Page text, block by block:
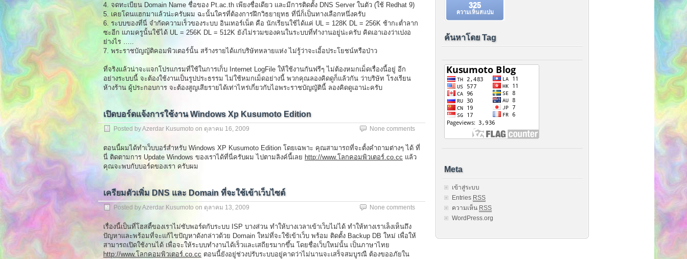
4. จดทะเบียน Domain Name ชื่อของ Pt.ac.th เพียงชื่อเดียว และมีการติดตั้ง DNS Server ในตัว (ใช้ Redhat 9)
5. เคยโดนแฮกมาแล้วน่ะครับผม ฉะนั้นใครที่ต้องการฝึกวิธยายุทธ ที่นี่ก็เป็นทางเลือกหนึ่งครับ
6. ระบบของที่นี่ จำกัดความเร็วของระบบ อินเทอร์เน็ต คือ นักเรียนใช้ได้แค่ UL = 128K DL = 256K ช้ากะต่ำลาก
ซะอีก แภมครูนั้นใช้ได้ UL = 256K DL = 512K ยังไม่รวมของคนในระบบที่ทำงานอยู่น่ะครับ คิดเอาเองว่าเปงอ
ย่างไร …..
7. พระราชบัญญัติคอมพิวเตอร์นั้น สร้างรายได้แก่บริษัทหลายแห่ง ไม่รู้ว่าจะเอิ้อประโยชน์หรือป่าว
ที่จริงแล้วน่าจะแจกโปรแกรมที่ใช้ในการเก็บ Internet LogFile ให้ใช้งานกันฟรีๆ ไม่ต้องหมกเม็ดเรื่องนี้อยู่ อีก
อย่างระบบนี้ จะต้องใช้งานเป็นรูปประธรรม ไม่ใช้หมกเม็ดอย่างนี้ พวกคุณลองคิดดูก็แล้วกัน ว่าบริษัท โรงเรียน
ห้างร้าน ผู้ประกอบการ จะต้องสูญเสียรายได้เท่าไหร่เกี่ยวกับไอพระราชบัญญัตินี้ ลองคิดดูเอาน่ะครับ
เปิดบอร์ดแจ้งการใช้งาน Windows Xp Kusumoto Edition
Posted by Azerdar Kusumoto on ตุลาคม 16, 2009 None comments
ตอนนี้ผมได้ทำเว็บบอร์สำหรับ Windows XP Kusumoto Edition โดยเฉพาะ คุณสามารถที่จะตั้งคำถามต่างๆ ได้ ที่
นี่ ติดตามการ Update Windows ของเราได้ที่นี่ครับผม ไปตามลิงค์นี้เลย http://www.โลกคอมพิวเตอร์.co.cc แล้ว
คุณจะพบกับบอร์ดของเรา ครับผม
เครียมตัวเพิ่ม DNS และ Domain ที่จะใช้เข้าเว็บไซต์
Posted by Azerdar Kusumoto on ตุลาคม 13, 2009 None comments
เรื่องนี้เป็นที่โฮสตี้ของเราไม่ซับพอร์ดกับระบบ ISP บางส่วน ทำให้บางเวลาเข้าเว็บไม่ได้ ทำให้ทางเราเล็งเห็นถึง
ปัญหาและพร้อมที่จะแก้ไขปัญหาดังกล่าวด้วย Domain ใหม่ที่จะใช้เข้าเว็บ พร้อม ติดตั้ง Backup DB ใหม่ เพื่อให้
สามารถเปิดใช้งานได้ เพื่อจะให้ระบบทำงานได้เร็วและเสถียรมากขึ้น โดยชื่อเว็บใหม่นั้น เป็นภาษาไทย
http://www.โลกคอมพิวเตอร์.co.cc ตอนนี้ยังอยู่ช่วงปรับระบบอยู่คาดว่าไม่นานจะเสร็จสมบูรณื ต้องขออภัยใน
325
ความเห็นสแปม
ค้นหาโดย Tag
Meta
เข้าสู่ระบบ
Entries RSS
ความเห็น RSS
WordPress.org